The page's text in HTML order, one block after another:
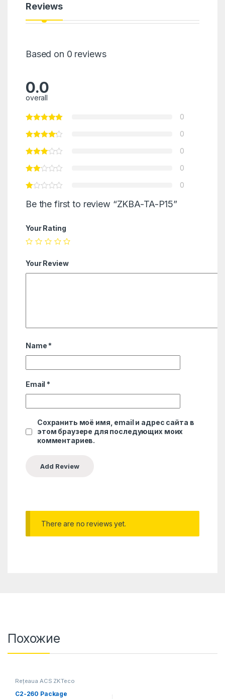
Reviews
Based on 0 reviews
0.0
overall
0
0
0
0
0
Be the first to review “ZKBA-TA-P15”
Your Rating
Your Review
Name *
Email *
Сохранить моё имя, email и адрес сайта в
этом браузере для последующих моих
комментариев.
There are no reviews yet.
Похожие
Rețeaua ACS ZKTeco
C2-260 Package